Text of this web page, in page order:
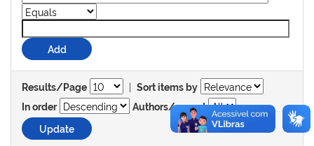
Results/Page | Sort items by
In order
Authors/record